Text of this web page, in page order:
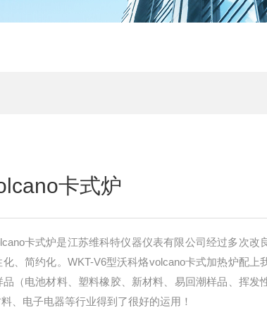
卡式炉
卡式炉是江苏维科特仪器仪表有限公司经过多次改
、简约化。WKT-V6型沃科烙volcano卡式加热炉配上
（电池材料、塑料橡胶、新材料、易回潮样品、挥发
、电子电器等行业得到了很好的运用！